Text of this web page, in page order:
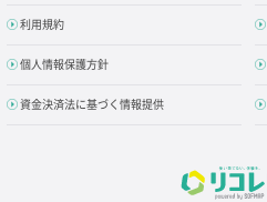
利用規約
個人情報保護方針
資金決済法に基づく情報提供